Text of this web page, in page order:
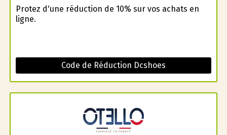
Profitez d'une réduction de 10% sur vos achats en
ligne.
Code de Réduction Dcshoes